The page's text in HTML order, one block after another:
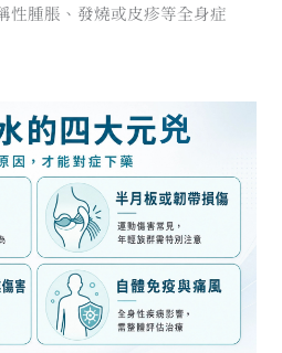
性腫脹、發燒或皮疹等全身症